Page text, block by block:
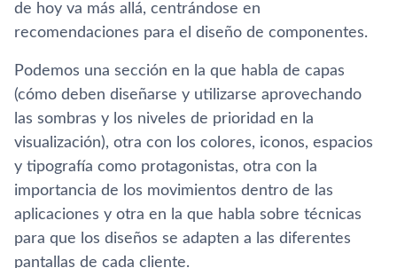
de hoy va más allá, centrándose en
recomendaciones para el diseño de componentes.
Podemos una sección en la que habla de capas
(cómo deben diseñarse y utilizarse aprovechando
las sombras y los niveles de prioridad en la
visualización), otra con los colores, iconos, espacios
y tipografí­a como protagonistas, otra con la
importancia de los movimientos dentro de las
aplicaciones y otra en la que habla sobre técnicas
para que los diseños se adapten a las diferentes
pantallas de cada cliente.